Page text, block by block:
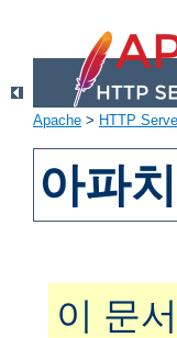
Apache > HTTP
아파
이 문